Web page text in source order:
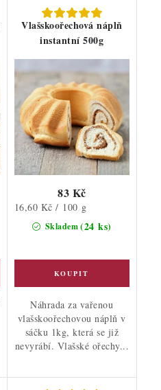
Vlašskoořechová náplň
instantní 500g
Skladem(24 ks)
83 Kč
Měrná
cena:
16,60 Kč / 100 g
Náhrada za vařenou
vlašskoořechovou náplň v
sáčku 1kg, která se již
nevyrábí. Vlašské ořechy...